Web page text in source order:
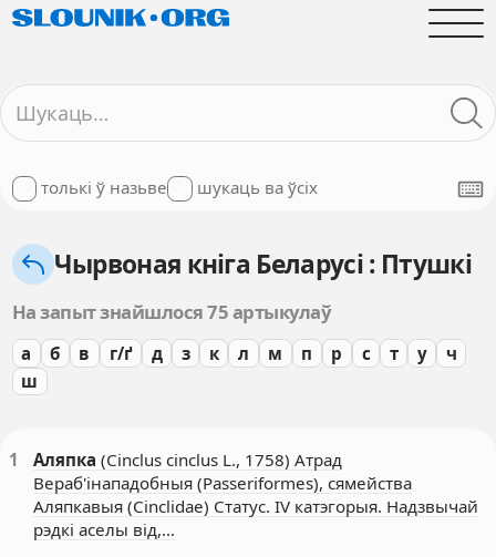
толькі ў назьве шукаць ва ўсіх
Чырвоная кніга Беларусі : Птушкі
На запыт знайшлося 75 артыкулаў
а б в г/ґ д з к л м п р с т у
ч
ш
1 Аляпка (Cinclus cinclus L., 1758) Атрад
Вераб'інападобныя (Passeriformes), сямейства
Аляпкавыя (Cinclidae) Статус. IV катэгорыя. Надзвычай
рэдкі аселы від,…